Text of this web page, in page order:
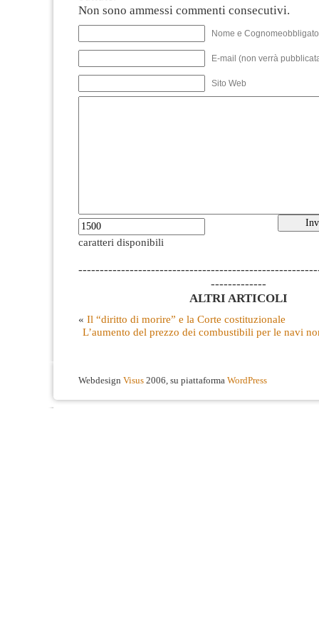
Non sono ammessi commenti consecutivi.
Nome e
E-mail (non verrà
Sito Web
caratteri disponibili
-------------
ALTRI ARTICOLI
« Il “diritto di morire” e la Corte costituzionale
L’aumento del prezzo dei combustibili per le navi
Webdesign Visus 2006, su piattaforma WordPress